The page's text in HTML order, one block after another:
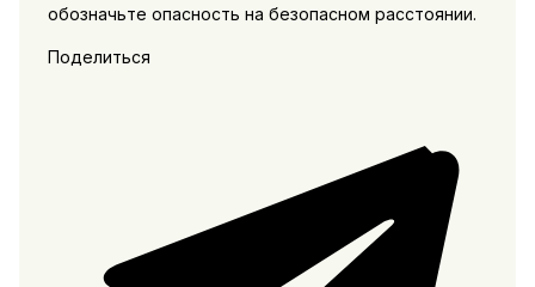
обозначьте опасность на безопасном расстоянии.
Поделиться